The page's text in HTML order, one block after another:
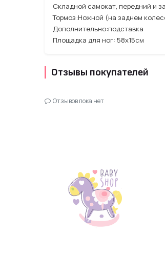
Складной самокат, передний и
Тормоз:Ножной (на заднем
Дополнительно:подставка
Площадка для ног: 58х15см
Отзывы покупателей
Отзывов пока нет